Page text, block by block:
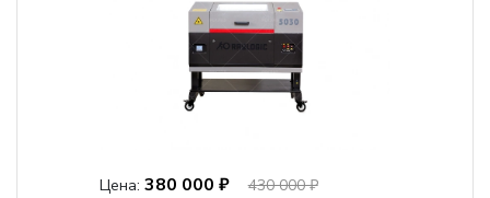
Цена: 380 000 ₽
430 000 ₽